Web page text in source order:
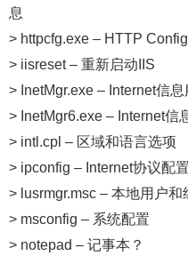
息
> httpcfg.exe – HTTP
> iisreset – 重新启动IIS
> InetMgr.exe – Internet信
> InetMgr6.exe – Internet信
> intl.cpl – 区域和语言选项
> ipconfig – Internet协议配置
> lusrmgr.msc – 本地用户和
> msconfig – 系统配置
> notepad – 记事本？